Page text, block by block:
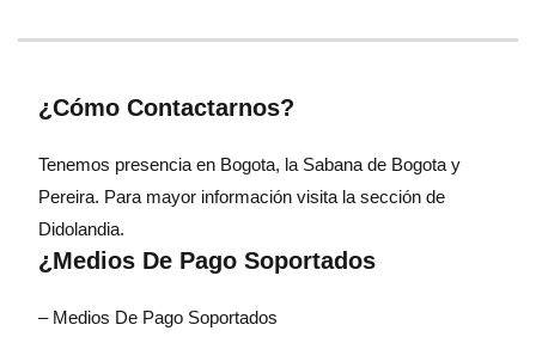
¿Cómo Contactarnos?
Tenemos presencia en Bogota, la Sabana de Bogota y
Pereira. Para mayor información visita la sección de
Didolandia.
¿Medios De Pago Soportados
– Medios De Pago Soportados